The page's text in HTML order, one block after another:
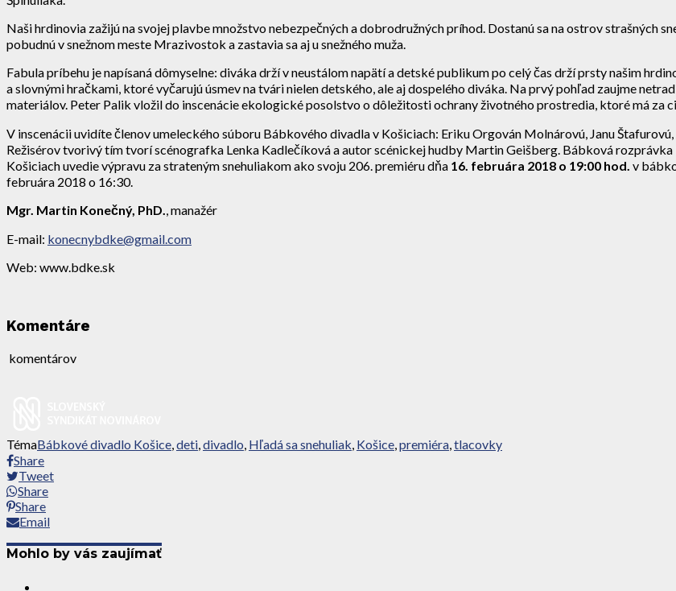
Naši hrdinovia zažijú na svojej plavbe množstvo nebezpečných a dobrodružných príhod. Dostanú sa na ostrov strašných
pobudnú v snežnom meste Mrazivostok a zastavia sa aj u snežného muža.
Fabula príbehu je napísaná dômyselne: diváka drží v neustálom napätí a detské publikum po celý čas drží prsty našim
a slovnými hračkami, ktoré vyčarujú úsmev na tvári nielen detského, ale aj dospelého diváka. Na prvý pohľad zaujme
materiálov. Peter Palik vložil do inscenácie ekologické posolstvo o dôležitosti ochrany životného prostredia, ktoré má za
V inscenácii uvidíte členov umeleckého súboru Bábkového divadla v Košiciach: Eriku Orgován Molnárovú, Janu
Režisérov tvorivý tím tvorí scénografka Lenka Kadlečíková a autor scénickej hudby Martin Geišberg. Bábková
Košiciach uvedie výpravu za strateným snehuliakom ako svoju 206. premiéru dňa 16. februára 2018 o 19:00 hod. v
februára 2018 o 16:30.
Mgr. Martin Konečný, PhD. , manažér
E-mail: konecnybdke@gmail.com
Web: www.bdke.sk
Komentáre
komentárov
TémaBábkové divadlo Košice,deti,divadlo, Hľadá sa snehuliak, Košice,premiéra,tlacovky
Share
Tweet
Share
Share
Email
Mohlo by vás zaujímať